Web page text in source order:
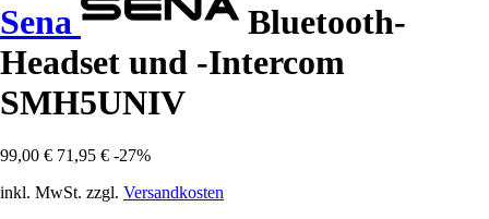
Sena
Bluetooth-
Headset und -Intercom
SMH5UNIV
99,00 € 71,95 € -27%
inkl. MwSt. zzgl. Versandkosten